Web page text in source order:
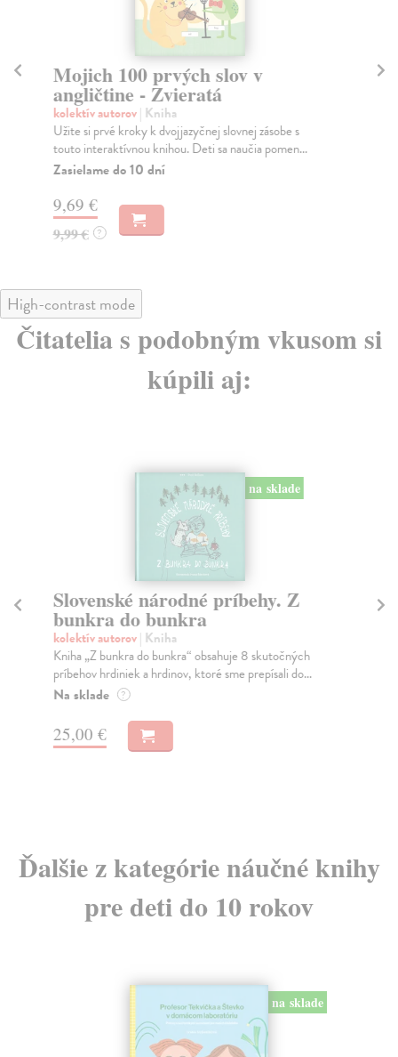
Mojich 100 prvých slov v
angličtine - Zvieratá
kolektív autorov| Kniha
Užite si prvé kroky k dvojjazyčnej slovnej zásobe s
touto interaktívnou knihou. Deti sa naučia pomen...
Zasielame do 10 dní
9,69 €
9,99 € ?
High-contrast mode
Čitatelia s podobným vkusom si
kúpili aj:
na sklade
Slovenské národné príbehy. Z
bunkra do bunkra
kolektív autorov| Kniha
Kniha „Z bunkra do bunkra“ obsahuje 8 skutočných
príbehov hrdiniek a hrdinov, ktoré sme prepísali do...
Na sklade ?
25,00 €
Ďalšie z kategórie náučné knihy
pre deti do 10 rokov
na sklade